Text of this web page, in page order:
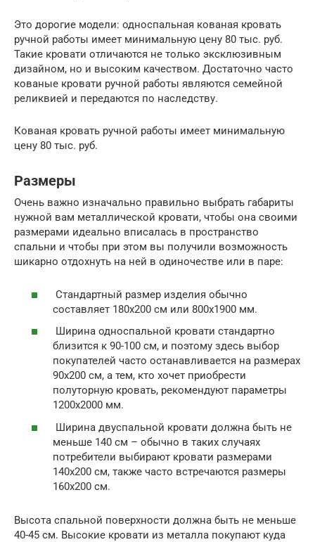
Это дорогие модели: односпальная кованая кровать
ручной работы имеет минимальную цену 80 тыс. руб.
Такие кровати отличаются не только эксклюзивным
дизайном, но и высоким качеством. Достаточно часто
кованые кровати ручной работы являются семейной
реликвией и передаются по наследству.
Кованая кровать ручной работы имеет минимальную
цену 80 тыс. руб.
Размеры
Очень важно изначально правильно выбрать габариты
нужной вам металлической кровати, чтобы она своими
размерами идеально вписалась в пространство
спальни и чтобы при этом вы получили возможность
шикарно отдохнуть на ней в одиночестве или в паре:
Стандартный размер изделия обычно
составляет 180х200 см или 800х1900 мм.
Ширина односпальной кровати стандартно
близится к 90-100 см, и поэтому здесь выбор
покупателей часто останавливается на размерах
90х200 см, а тем, кто хочет приобрести
полуторную кровать, рекомендуют параметры
1200х2000 мм.
Ширина двуспальной кровати должна быть не
меньше 140 см – обычно в таких случаях
потребители выбирают кровати размерами
140х200 см, также часто встречаются размеры
160х200 см.
Высота спальной поверхности должна быть не меньше
40-45 см. Высокие кровати из металла покупают куда